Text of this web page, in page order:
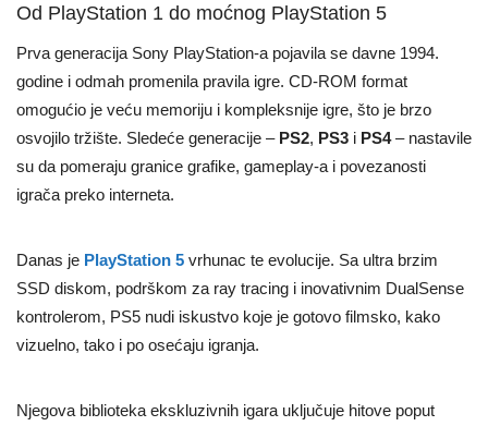
Od PlayStation 1 do moćnog PlayStation 5
Prva generacija Sony PlayStation-a pojavila se davne 1994.
godine i odmah promenila pravila igre. CD-ROM format
omogućio je veću memoriju i kompleksnije igre, što je brzo
osvojilo tržište. Sledeće generacije – PS2, PS3 i PS4– nastavile
su da pomeraju granice grafike, gameplay-a i povezanosti
igrača preko interneta.
Danas je PlayStation 5 vrhunac te evolucije. Sa ultra brzim
SSD diskom, podrškom za ray tracing i inovativnim DualSense
kontrolerom, PS5 nudi iskustvo koje je gotovo filmsko, kako
vizuelno, tako i po osećaju igranja.
Njegova biblioteka ekskluzivnih igara uključuje hitove poput